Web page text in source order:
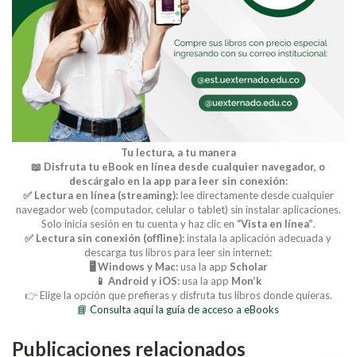
Tu lectura, a tu manera
📖 Disfruta tu eBook en línea desde cualquier navegador, o
descárgalo en la app para leer sin conexión:
✅ Lectura en línea (streaming):lee directamente desde cualquier
navegador web (computador, celular o tablet) sin instalar aplicaciones.
Solo inicia sesión en tu cuenta y haz clic en “Vista en línea”.
✅ Lectura sin conexión (offline):instala la aplicación adecuada y
descarga tus libros para leer sin internet:
🖥️ Windows y Mac:usa la app Scholar
📱 Android y iOS:usa la app Mon’k
👉 Elige la opción que prefieras y disfruta tus libros donde quieras.
📘 Consulta aquí la guía de acceso a eBooks
Publicaciones relacionados